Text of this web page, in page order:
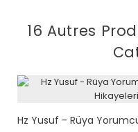
16 Autres
Hz Yusuf - Rüya